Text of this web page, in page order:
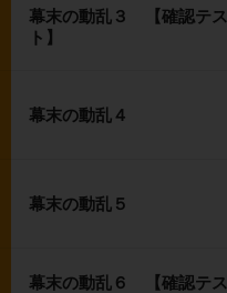
幕末の動乱３ 【確認テス
ト】
幕末の動乱４
幕末の動乱５
幕末の動乱６ 【確認テス